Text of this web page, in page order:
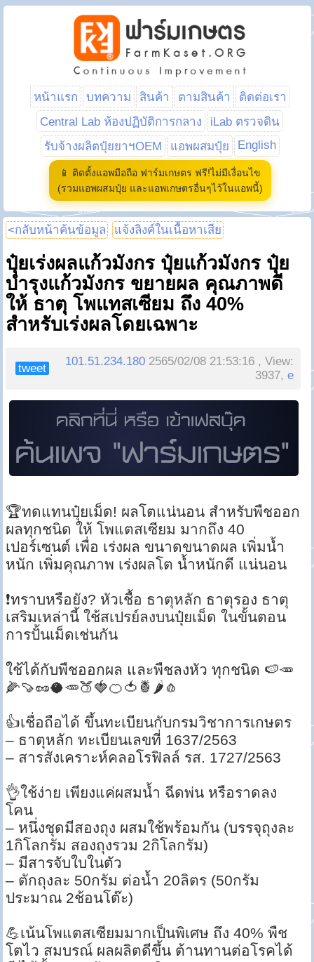
หน้าแรก บทความ สินค้า ตามสินค้า
ติดต่อเรา
Central Lab ห้องปฏิบัติการกลาง
iLab ตรวจดิน
รับจ้างผลิตปุ๋ยยาฯOEM
แอพผสมปุ๋ย English
📱 ติดตั้งแอพมือถือ ฟาร์มเกษตร ฟรี!ไม่มีเงื่อนไข
(รวมแอพผสมปุ๋ย และแอพเกษตรอื่นๆไว้ในแอพนี้)
<กลับหน้าค้นข้อมูล แจ้งลิงค์ในเนื้อหาเสีย
ปุ๋ยเร่งผลแก้วมังกร ปุ๋ยแก้วมังกร ปุ๋ย
บำรุงแก้วมังกร ขยายผล คุณภาพดี
ให้ ธาตุ โพแทสเซียม ถึง 40%
สำหรับเร่งผลโดยเฉพาะ
tweet
101.51.234.180 2565/02/08 21:53:16 , View:
3937,e
🏆ทดแทนปุ๋ยเม็ด! ผลโตแน่นอน สำหรับพืชออก
ผลทุกชนิด ให้ โพแตสเซียม มากถึง 40
เปอร์เซนต์ เพื่อ เร่งผล ขนาดขนาดผล เพิ่มน้ำ
หนัก เพิ่มคุณภาพ เร่งผลโต น้ำหนักดี แน่นอน
❗ทราบหรือยัง? หัวเชื้อ ธาตุหลัก ธาตุรอง ธาตุ
เสริมเหล่านี้ ใช้สเปรย์ลงบนปุ๋ยเม็ด ในขั้นตอน
การปั้นเม็ดเช่นกัน
ใช้ได้กับพืชออกผล และพืชลงหัว ทุกชนิด 🍉🥕
🌽🍠🥜🥥🥕🍑🍓🍊🍅🍍🌶🧄
👍เชื่อถือได้ ขึ้นทะเบียนกับกรมวิชาการเกษตร
– ธาตุหลัก ทะเบียนเลขที่ 1637/2563
– สารสังเคราะห์คลอโรฟิลล์ รส. 1727/2563
👌ใช้ง่าย เพียงแค่ผสมน้ำ ฉีดพ่น หรือราดลง
โคน
– หนึ่งชุดมีสองถุง ผสมใช้พร้อมกัน (บรรจุถุงละ
1กิโลกรัม สองถุงรวม 2กิโลกรัม)
– มีสารจับใบในตัว
– ตักถุงละ 50กรัม ต่อน้ำ 20ลิตร (50กรัม
ประมาณ 2ช้อนโต๊ะ)
💪เน้นโพแตสเซียมมากเป็นพิเศษ ถึง 40% พืช
โตไว สมบรณ์ ผลผลิตดีขึ้น ต้านทานต่อโรคได้